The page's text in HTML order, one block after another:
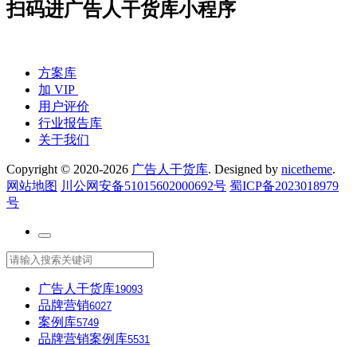
扫码进广告人干货库小程序
方案库
加 VIP
用户评价
行业报告库
关于我们
Copyright © 2020-2026 广告人干货库. Designed by nicetheme.
网站地图 川公网安备51015602000692号 蜀ICP备2023018979
号
广告人干货库19093
品牌营销6027
案例库5749
品牌营销案例库5531